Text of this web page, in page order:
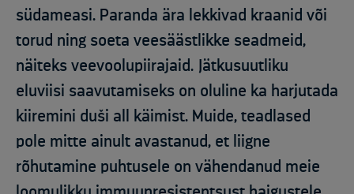
südameasi. Paranda ära lekkivad kraanid või
torud ning soeta veesäästlikke seadmeid,
näiteks veevoolupiirajaid. Jätkusuutliku
eluviisi saavutamiseks on oluline ka harjutada
kiiremini duši all käimist. Muide, teadlased
pole mitte ainult avastanud, et liigne
rõhutamine puhtusele on vähendanud meie